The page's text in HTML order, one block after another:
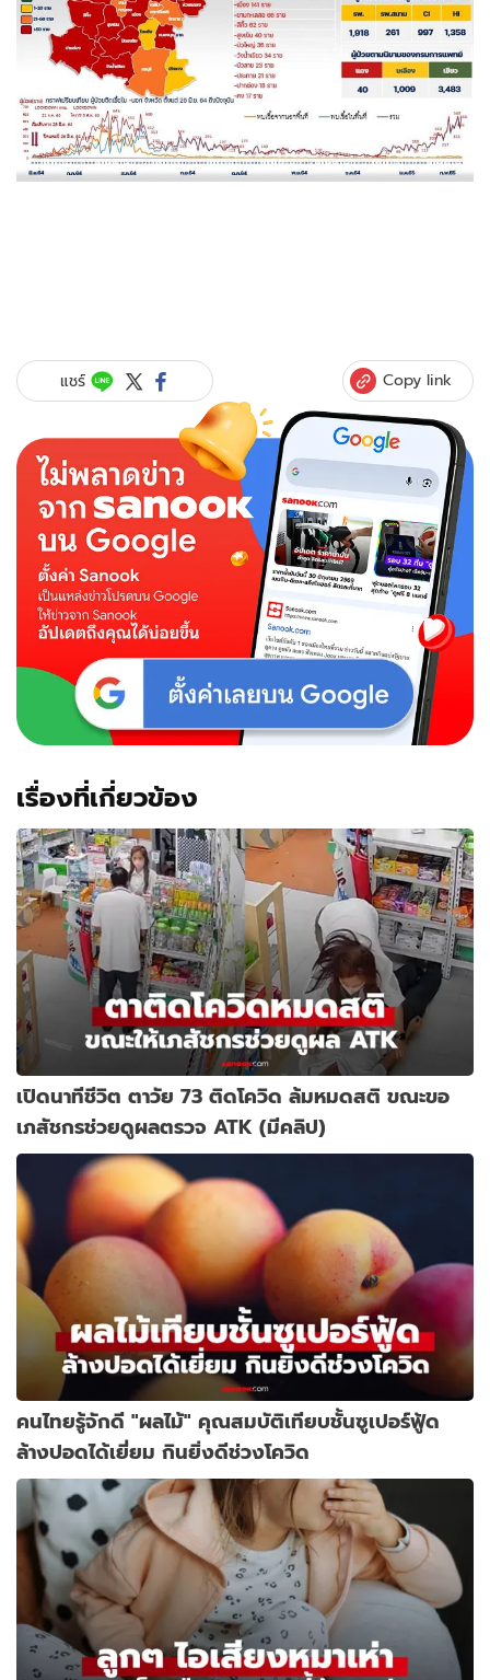
แชร์ Copy link
เรื่องที่เกี่ยวข้อง
เปิดนาทีชีวิต ตาวัย 73 ติดโควิด ล้มหมดสติ ขณะขอ
เภสัชกรช่วยดูผลตรวจ ATK (มีคลิป)
คนไทยรู้จักดี "ผลไม้" คุณสมบัติเทียบชั้นซูเปอร์ฟู้ด
ล้างปอดได้เยี่ยม กินยิ่งดีช่วงโควิด